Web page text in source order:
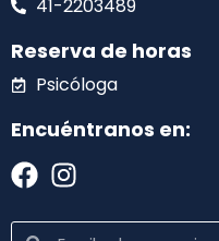
41-2203489
Reserva de horas
Psicóloga
Encuéntranos en: